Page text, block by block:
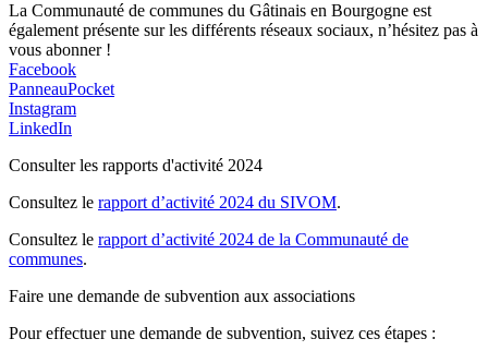
La Communauté de communes du Gâtinais en Bourgogne est
également présente sur les différents réseaux sociaux, n’hésitez pas à
vous abonner !
Facebook
PanneauPocket
Instagram
LinkedIn
Consulter les rapports d'activité 2024
Consultez le rapport d’activité 2024 du SIVOM.
Consultez le rapport d’activité 2024 de la Communauté de
communes.
Faire une demande de subvention aux associations
Pour effectuer une demande de subvention, suivez ces étapes :